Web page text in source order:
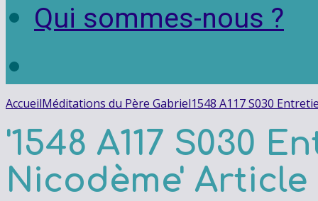
Qui sommes-nous ?
AccueilMéditations du Père Gabriel1548 A117 S030
'1548 A117 S030
Nicodème'